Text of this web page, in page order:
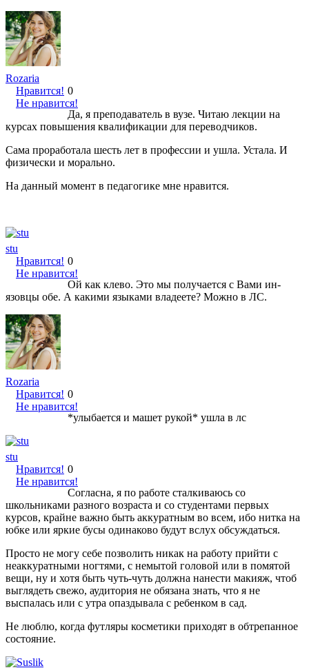
Rozaria
Нравится!
Не нравится!
0
Да, я преподаватель в вузе. Читаю лекции на
курсах повышения квалификации для переводчиков.
Сама проработала шесть лет в профессии и ушла. Устала. И
физически и морально.
На данный момент в педагогике мне нравится.
stu
Нравится!
Не нравится!
0
Ой как клево. Это мы получается с Вами ин-
язовцы обе. А какими языками владеете? Можно в ЛС.
Rozaria
Нравится!
Не нравится!
0
*улыбается и машет рукой* ушла в лс
stu
Нравится!
Не нравится!
0
Согласна, я по работе сталкиваюсь со
школьниками разного возраста и со студентами первых
курсов, крайне важно быть аккуратным во всем, ибо нитка на
юбке или яркие бусы одинаково будут вслух обсуждаться.
Просто не могу себе позволить никак на работу прийти с
неаккуратными ногтями, с немытой головой или в помятой
вещи, ну и хотя быть чуть-чуть должна нанести макияж, чтоб
выглядеть свежо, аудитория не обязана знать, что я не
выспалась или с утра опаздывала с ребенком в сад.
Не люблю, когда футляры косметики приходят в обтрепанное
состояние.